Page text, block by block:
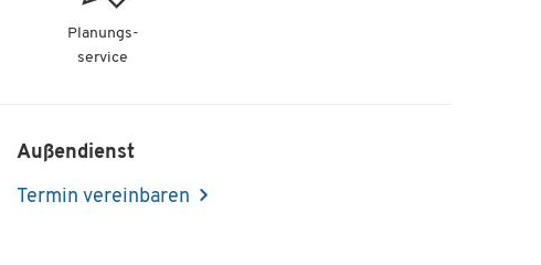
Planungs-
service
Außendienst
Termin vereinbaren